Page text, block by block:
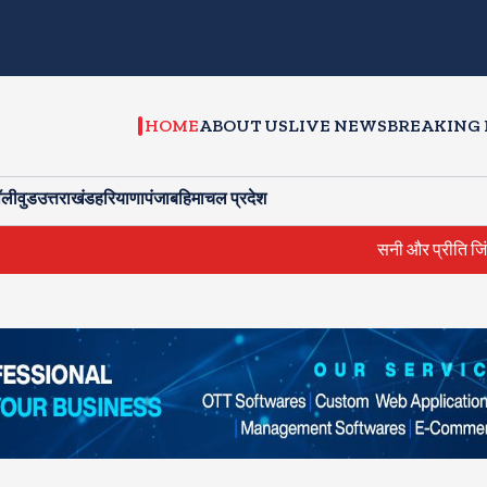
HOMEABOUT USLIVE NEWSBREAKING
उत्तराखंडहरियाणापंजाबहिमाचल प्रदेश
सनी और प्रीति जिंटा ने की सीएम से